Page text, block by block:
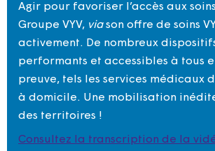
Agir pour favoriser l’accès aux
Groupe VYV, viason offre de soins
activement. De nombreux
performants et accessibles à tous
preuve, tels les services médicaux
à domicile. Une mobilisation
des territoires !
Consultez la transcription de la